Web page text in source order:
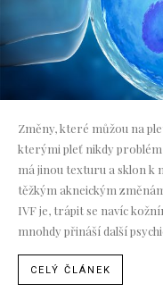
Změny, které můžou na
kterými pleť nikdy problém
má jinou texturu a sklon k
těžkým akneickým
IVF je, trápit se navíc
mnohdy přináší další
CELÝ ČLÁNEK